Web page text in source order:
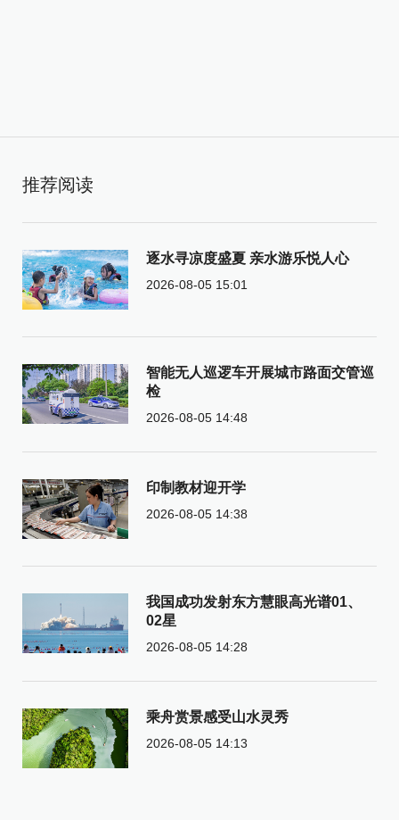
推荐阅读
逐水寻凉度盛夏 亲水游乐悦人心
2026-08-05 15:01
智能无人巡逻车开展城市路面交管巡
检
2026-08-05 14:48
印制教材迎开学
2026-08-05 14:38
我国成功发射东方慧眼高光谱01、
02星
2026-08-05 14:28
乘舟赏景感受山水灵秀
2026-08-05 14:13